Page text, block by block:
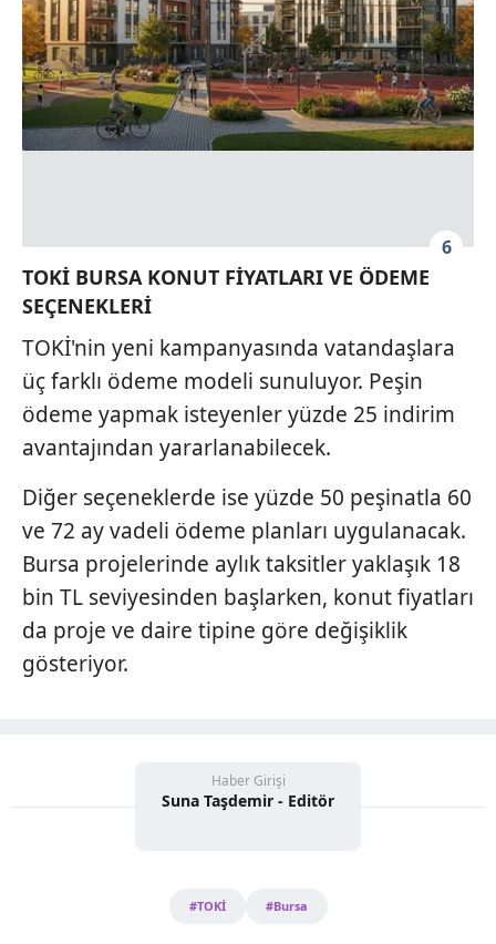
6
TOKİ BURSA KONUT FİYATLARI VE ÖDEME
SEÇENEKLERİ
TOKİ'nin yeni kampanyasında vatandaşlara
üç farklı ödeme modeli sunuluyor. Peşin
ödeme yapmak isteyenler yüzde 25 indirim
avantajından yararlanabilecek.
Diğer seçeneklerde ise yüzde 50 peşinatla 60
ve 72 ay vadeli ödeme planları uygulanacak.
Bursa projelerinde aylık taksitler yaklaşık 18
bin TL seviyesinden başlarken, konut fiyatları
da proje ve daire tipine göre değişiklik
gösteriyor.
Haber Girişi
Suna Taşdemir - Editör
#TOKİ #Bursa